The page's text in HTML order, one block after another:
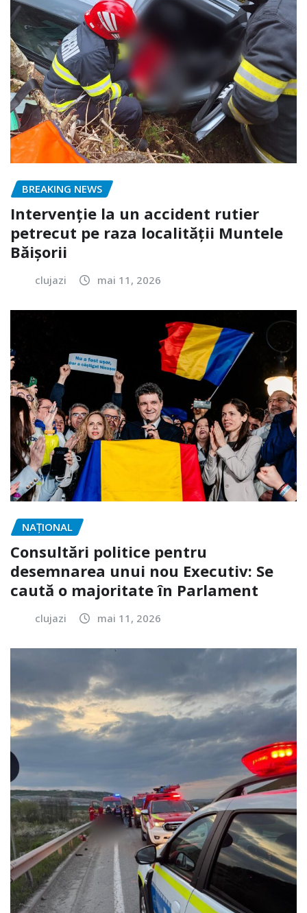
BREAKING NEWS
Intervenție la un accident rutier
petrecut pe raza localității Muntele
Băișorii
clujazi mai 11, 2026
NAŢIONAL
Consultări politice pentru
desemnarea unui nou Executiv: Se
caută o majoritate în Parlament
clujazi mai 11, 2026